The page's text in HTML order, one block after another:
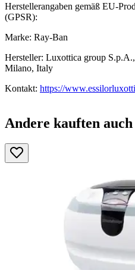
Herstellerangaben gemäß EU-
(GPSR):
Marke: Ray-Ban
Hersteller: Luxottica group
Milano, Italy
Kontakt: https://
Andere kauften auch